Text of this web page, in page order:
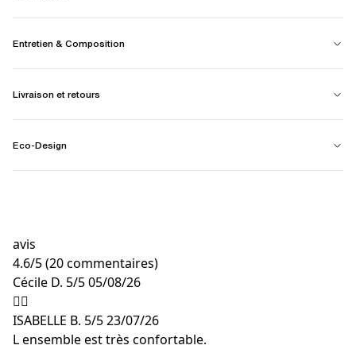
Entretien & Composition
Livraison et retours
Eco-Design
avis
4.6/5(20 commentaires)
Cécile D. 5/505/08/26
👍🏼
ISABELLE B. 5/523/07/26
L ensemble est très confortable.